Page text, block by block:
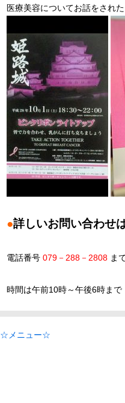
医療美容についてお話をされ
●詳しいお問い合わせ
電話番号 079－288－2808 ま
時間は午前10時～午後6時まで
☆メニュー☆